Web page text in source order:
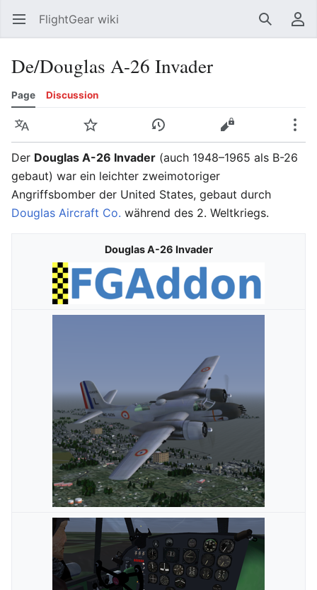
Open main menu FlightGear wiki SearchUser menu
De/Douglas A-26 Invader
Page Discussion
Language Watch History Edit
Der Douglas A-26 Invader (auch 1948–1965 als B-26
gebaut) war ein leichter zweimotoriger
Angriffsbomber der United States, gebaut durch
Douglas Aircraft Co. während des 2. Weltkriegs.
Douglas A-26 Invader